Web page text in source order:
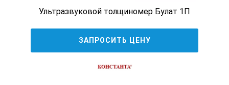
Элемент питания типа AA 1.5В
Ультразвуковой толщиномер Булат 1П
ЗАПРОСИТЬ ЦЕНУ